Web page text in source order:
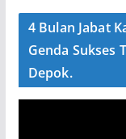
4 Bulan Jabat
Genda Sukses
Depok.